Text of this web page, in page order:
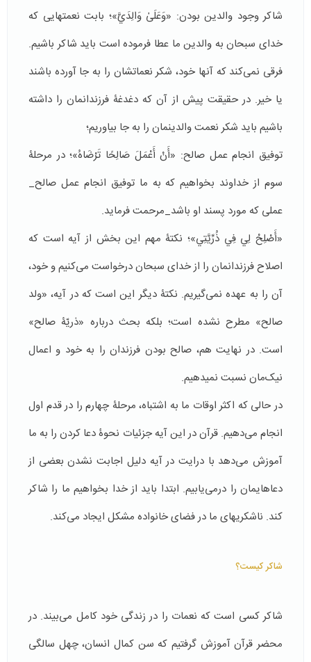
شاکر وجود والدین بودن: «وَعَلَىٰ وَالِدَيَّ»؛ بابت نعمت­هایی که
خدای سبحان به والدین ما عطا فرموده است باید شاکر باشیم.
فرقی نمی­‌کند که آن­ها خود، شکر نعماتشان را به جا آورده باشند
یا خیر. در حقیقت پیش از آن که دغدغۀ فرزندانمان را داشته
باشیم باید شکر نعمت­ والدینمان را به جا بیاوریم؛
توفیق انجام عمل صالح: «أَنْ أَعْمَلَ صَالِحًا تَرْضَاهُ»؛ در مرحلۀ
سوم از خداوند بخواهیم که به ما توفیق انجام عمل صالح_
عملی که مورد پسند او باشد_مرحمت فرماید.
«أَصْلِحْ لِي فِي ذُرِّيَّتِي»؛ نکتۀ مهم این بخش از آیه است که
اصلاح فرزندانمان را از خدای سبحان درخواست می­‌کنیم و خود،
آن را به عهده نمی­‌گیریم. نکتۀ دیگر این است که در آیه، «ولد
صالح» مطرح نشده است؛ بلکه بحث درباره «ذریّۀ صالح»
است. در نهایت هم، صالح بودن فرزندان را به خود و اعمال
نیک‌مان نسبت نمی­دهیم.
در حالی که اکثر اوقات ما به اشتباه، مرحلۀ چهارم را در قدم اول
انجام می­‌دهیم. قرآن در این آیه جزئیات نحوۀ دعا کردن را به ما
آموزش می­‌دهد با درایت در آیه دلیل اجابت نشدن بعضی از
دعاهایمان را درمی‌یابیم. ابتدا باید از خدا بخواهیم ما را شاکر
کند. ناشکری­های ما در فضای خانواده مشکل ایجاد می‌کند.
شاکر کیست؟
شاکر کسی است که نعمات را در زندگی خود کامل می­‌بیند. در
محضر قرآن آموزش گرفتیم که سن کمال انسان، چهل سالگی